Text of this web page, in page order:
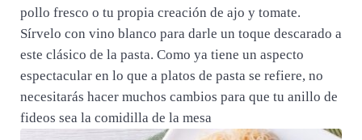
pollo fresco o tu propia creación de ajo y tomate.
Sírvelo con vino blanco para darle un toque descarado a
este clásico de la pasta. Como ya tiene un aspecto
espectacular en lo que a platos de pasta se refiere, no
necesitarás hacer muchos cambios para que tu anillo de
fideos sea la comidilla de la mesa